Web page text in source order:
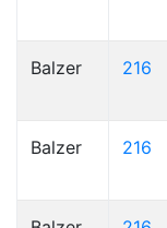
Balzer 216
Balzer 216